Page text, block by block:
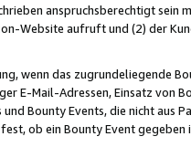
anspruchsberechtigt sein
Website aufruft und (2) der
wenn das zugrundeliegende
E-Mail-Adressen, Einsatz von
Bounty Events, die nicht
ob ein Bounty Event